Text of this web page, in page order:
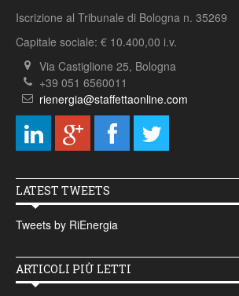
Iscrizione al Tribunale di Bologna n. 35269
Capitale sociale: € 10.400,00 i.v.
Via Castiglione 25, Bologna
+39 051 6560011
rienergia@staffettaonline.com
LATEST TWEETS
Tweets by RiEnergia
ARTICOLI PIÙ LETTI